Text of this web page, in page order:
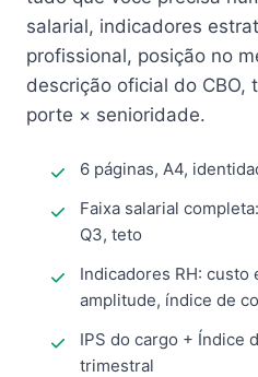
salarial, indicadores
profissional, posição no
descrição oficial do CBO,
porte × senioridade.
6 páginas, A4,
Faixa salarial
Q3, teto
Indicadores RH: custo
amplitude, índice de
IPS do cargo + Índice
trimestral